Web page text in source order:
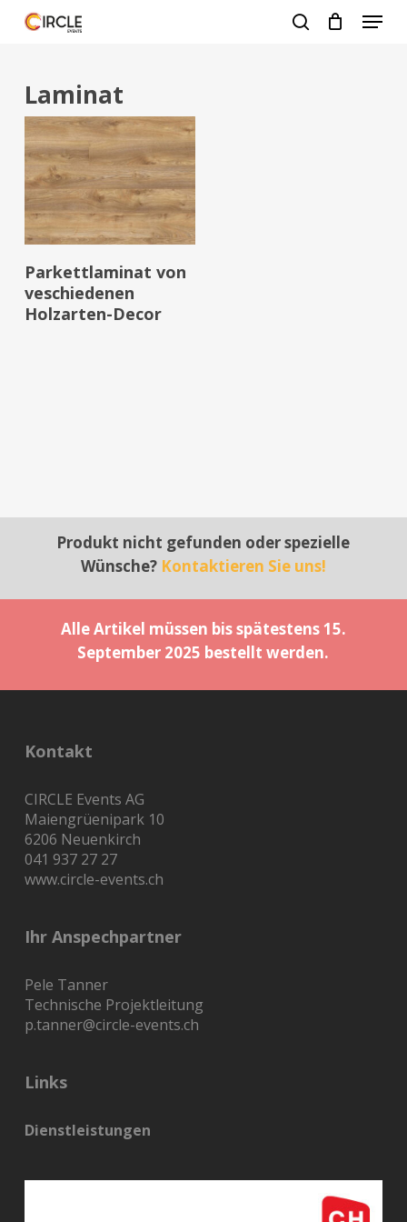
Zum
Hauptinhalt
Menü
Laminat
Weiterlesen
Parkettlaminat von
veschiedenen
Holzarten-Decor
Produkt nicht gefunden oder spezielle
Wünsche? Kontaktieren Sie uns!
Alle Artikel müssen bis spätestens 15.
September 2025 bestellt werden.
Kontakt
CIRCLE Events AG
Maiengrüenipark 10
6206 Neuenkirch
041 937 27 27
www.circle-events.ch
Ihr Anspechpartner
Pele Tanner
Technische Projektleitung
p.tanner@circle-events.ch
Links
Dienstleistungen